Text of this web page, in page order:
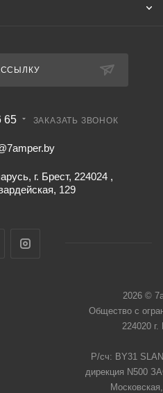
65 ЗАКАЗАТЬ ЗВОНОК
г. Брест, 224024 ,
129
2026 ©
Общество с
224020
Р/сч: BY31
дирекция N500